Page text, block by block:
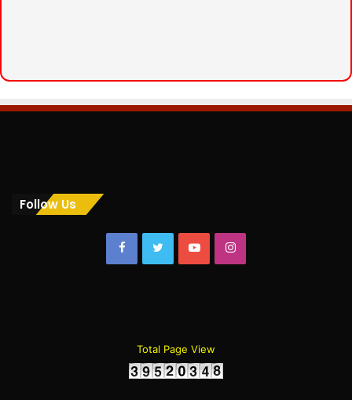
Follow Us
FacebookTwitterYouTubeInstagram
Total Page View